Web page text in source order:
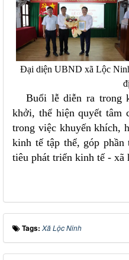
Đại diện UBND xã Lộc
Buổi lễ diễn ra trong
khởi, thể hiện quyết tâm
trong việc khuyến khích,
kinh tế tập thể, góp
tiêu phát triển kinh tế - xã
Tags: Xã Lộc Ninh